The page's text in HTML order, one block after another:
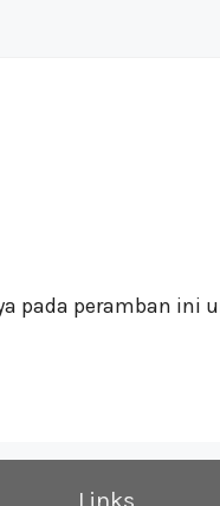
pada peramban ini